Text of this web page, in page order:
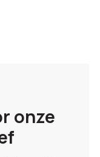
onze